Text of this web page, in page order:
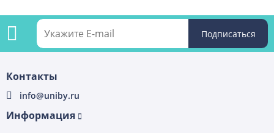
Контакты
info@uniby.ru
Информация